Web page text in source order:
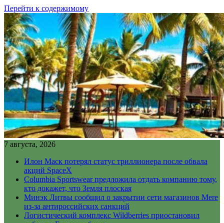
Перейти к содержимому
7 августа, 2026
Илон Маск потерял статус триллионера после обвала
акций SpaceX
Columbia Sportswear предложила отдать компанию тому,
кто докажет, что Земля плоская
Минэк Литвы сообщил о закрытии сети магазинов Mere
из-за антироссийских санкций
Логистический комплекс Wildberries приостановил